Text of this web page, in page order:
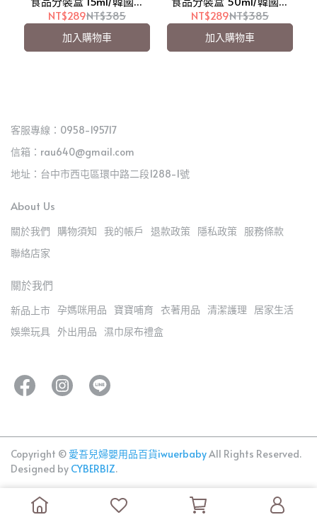
(B642003)【愛吾兒】
NT$289NT$385
加入購物車
(B642010)【愛吾兒】
NT$289NT$385
加入購物車
客服專線：0958-195717
信箱：rau640@gmail.com
地址：台中市西屯區環中路二段1288-1號
About Us
關於我們 購物須知 我的帳戶 退款政策 隱私政策 服務條款
聯絡店家
關於我們
新品上市 孕媽咪用品 寶寶哺育 衣著用品 清潔護理
居家生活
娛樂玩具 外出用品 濕巾尿布禮盒
Copyright © 愛吾兒婦嬰用品百貨iwuerbabyAll Rights Reserved.
Designed by CYBERBIZ.